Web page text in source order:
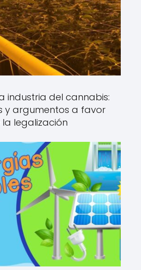
industria del cannabis:
y argumentos a favor
legalización